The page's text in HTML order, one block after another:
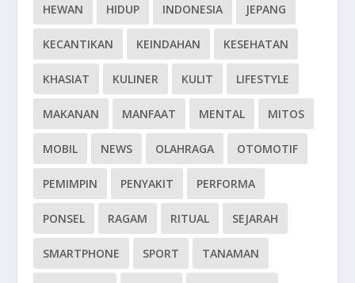
HEWAN HIDUP INDONESIA JEPANG
KECANTIKAN KEINDAHAN KESEHATAN
KHASIAT KULINER KULIT LIFESTYLE
MAKANAN MANFAAT MENTAL MITOS
MOBIL NEWS OLAHRAGA OTOMOTIF
PEMIMPIN PENYAKIT PERFORMA
PONSEL RAGAM RITUAL SEJARAH
SMARTPHONE SPORT TANAMAN